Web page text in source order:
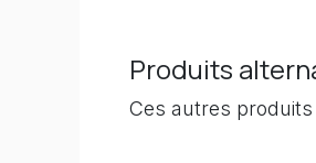
Produits
Ces autres